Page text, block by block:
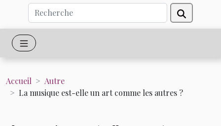
Accueil
Autre
La musique est-elle un art comme les autres ?